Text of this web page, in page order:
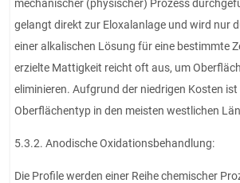
mechanischer (physischer) Prozess
gelangt direkt zur Eloxalanlage und wird nur
einer alkalischen Lösung für eine bestimmte
erzielte Mattigkeit reicht oft aus, um
eliminieren. Aufgrund der niedrigen Kosten
Oberflächentyp in den meisten westlichen
5.3.2. Anodische Oxidationsbehandlung:
Die Profile werden einer Reihe chemischer